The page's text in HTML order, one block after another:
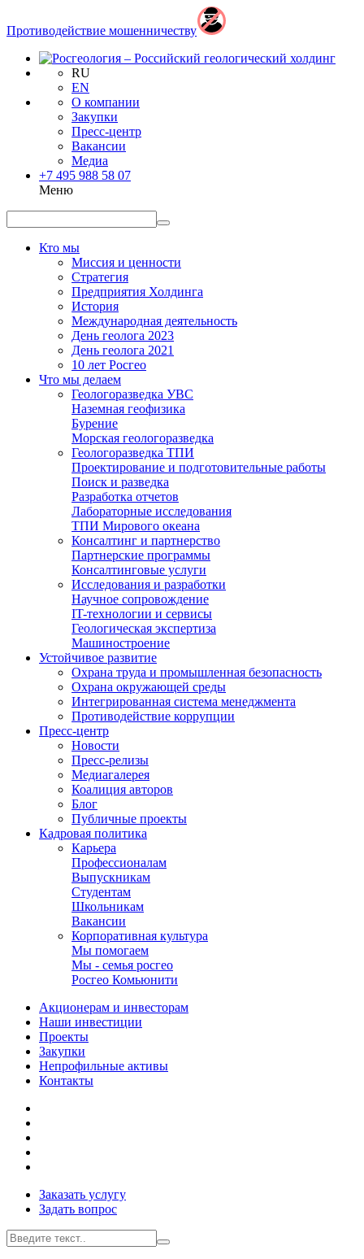
Противодействие мошенничеству
RU
EN
О компании
Закупки
Пресс-центр
Вакансии
Медиа
+7 495 988 58 07
Меню
Кто мы
Миссия и ценности
Стратегия
Предприятия Холдинга
История
Международная деятельность
День геолога 2023
День геолога 2021
10 лет Росгео
Что мы делаем
Геологоразведка УВС
Наземная геофизика
Бурение
Морская геологоразведка
Геологоразведка ТПИ
Проектирование и подготовительные работы
Поиск и разведка
Разработка отчетов
Лабораторные исследования
ТПИ Мирового океана
Консалтинг и партнерство
Партнерские программы
Консалтинговые услуги
Исследования и разработки
Научное сопровождение
IT-технологии и сервисы
Геологическая экспертиза
Машиностроение
Устойчивое развитие
Охрана труда и промышленная безопасность
Охрана окружающей среды
Интегрированная система менеджмента
Противодействие коррупции
Пресс-центр
Новости
Пресс-релизы
Медиагалерея
Коалиция авторов
Блог
Публичные проекты
Кадровая политика
Карьера
Профессионалам
Выпускникам
Студентам
Школьникам
Вакансии
Корпоративная культура
Мы помогаем
Мы - семья росгео
Росгео Комьюнити
Акционерам и инвесторам
Наши инвестиции
Проекты
Закупки
Непрофильные активы
Контакты
Заказать услугу
Задать вопрос